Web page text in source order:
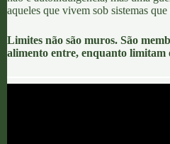
aqueles que vivem sob sistemas que
Limites não são muros. São
alimento entre, enquanto limitam